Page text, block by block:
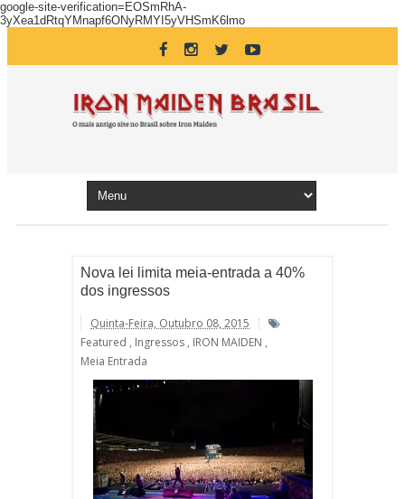
google-site-verification=EOSmRhA-
3yXea1dRtqYMnapf6ONyRMYI5yVHSmK6lmo
Nova lei limita meia-entrada a 40%
dos ingressos
Quinta-Feira, Outubro 08, 2015
Featured , Ingressos , IRON MAIDEN ,
Meia Entrada